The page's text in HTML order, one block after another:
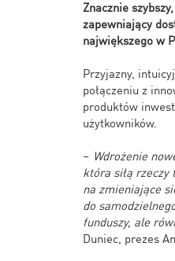
Znacznie
zapewniający
największego w
Przyjazny,
połączeniu z
produktów
użytkowników.
– Wdrożenie
która siłą
na zmieniające
do
funduszy, ale
Duniec, prezes